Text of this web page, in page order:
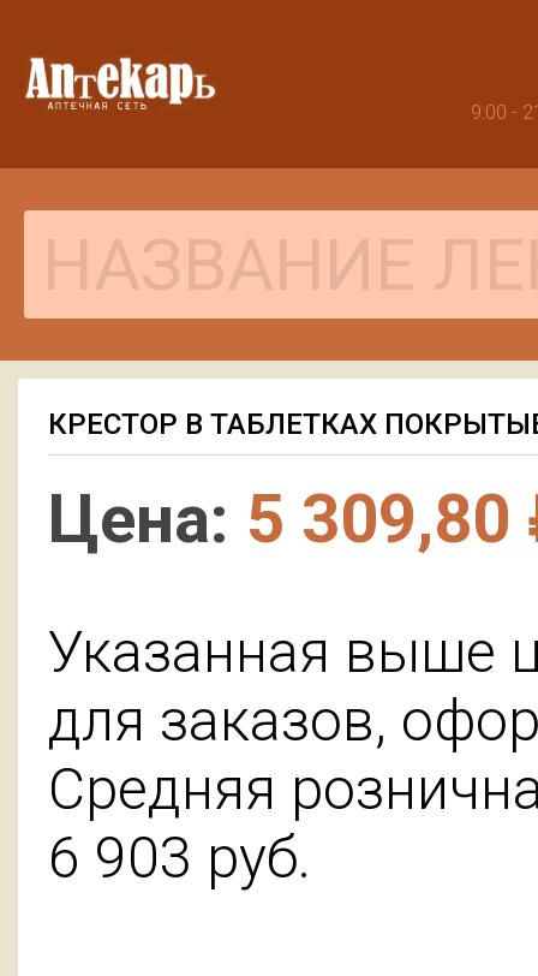
9:00 -
КРЕСТОР В ТАБЛЕТКАХ
Цена: 5 309,80
Указанная выше
для заказов,
Средняя
6 903 руб.